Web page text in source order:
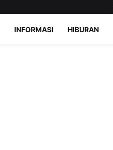
INFORMASI HIBURAN